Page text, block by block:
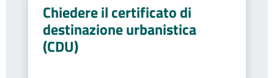
Chiedere il certificato di
destinazione urbanistica
(CDU)